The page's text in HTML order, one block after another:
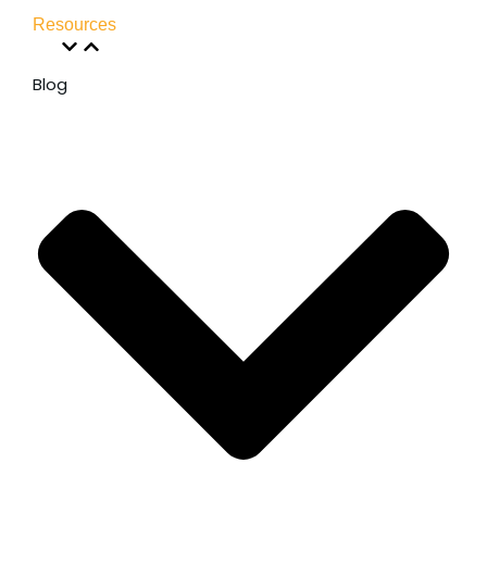
Resources
Blog